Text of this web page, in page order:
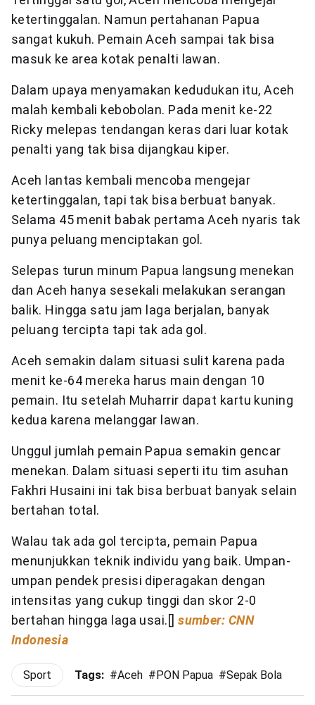
ketertinggalan. Namun pertahanan Papua
sangat kukuh. Pemain Aceh sampai tak bisa
masuk ke area kotak penalti lawan.
Dalam upaya menyamakan kedudukan itu, Aceh
malah kembali kebobolan. Pada menit ke-22
Ricky melepas tendangan keras dari luar kotak
penalti yang tak bisa dijangkau kiper.
Aceh lantas kembali mencoba mengejar
ketertinggalan, tapi tak bisa berbuat banyak.
Selama 45 menit babak pertama Aceh nyaris tak
punya peluang menciptakan gol.
Selepas turun minum Papua langsung menekan
dan Aceh hanya sesekali melakukan serangan
balik. Hingga satu jam laga berjalan, banyak
peluang tercipta tapi tak ada gol.
Aceh semakin dalam situasi sulit karena pada
menit ke-64 mereka harus main dengan 10
pemain. Itu setelah Muharrir dapat kartu kuning
kedua karena melanggar lawan.
Unggul jumlah pemain Papua semakin gencar
menekan. Dalam situasi seperti itu tim asuhan
Fakhri Husaini ini tak bisa berbuat banyak selain
bertahan total.
Walau tak ada gol tercipta, pemain Papua
menunjukkan teknik individu yang baik. Umpan-
umpan pendek presisi diperagakan dengan
intensitas yang cukup tinggi dan skor 2-0
bertahan hingga laga usai.[]sumber: CNN
Indonesia
Sport Tags: #Aceh #PON Papua #Sepak Bola